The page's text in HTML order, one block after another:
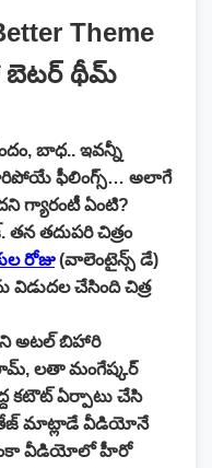
Theme
బెటర్‌ థీమ్
బాధ.. ఇవన్నీ
ఫీలింగ్స్‌… అలాగే
గ్యారంటీ ఏంటి?
తదుపరి చిత్రం
రోజు(వాలెంటైన్స్‌ డే)
చేసింది చిత్ర
అటల్ బిహారి
లతా మంగేష్కర్
కటౌట్ ఏర్పాటు చేసి
తేజ్ మాట్లాడే వీడియోనే
వీడియోలో హీరో